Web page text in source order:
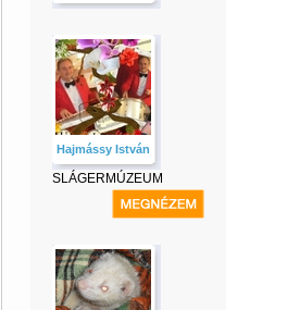
Hajmássy István
SLÁGERMÚZEUM